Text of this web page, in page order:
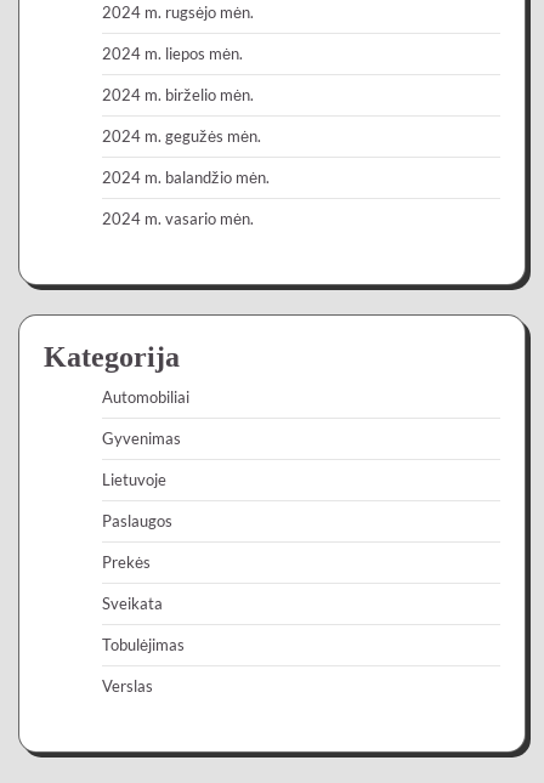
2024 m. rugsėjo mėn.
2024 m. liepos mėn.
2024 m. birželio mėn.
2024 m. gegužės mėn.
2024 m. balandžio mėn.
2024 m. vasario mėn.
Kategorija
Automobiliai
Gyvenimas
Lietuvoje
Paslaugos
Prekės
Sveikata
Tobulėjimas
Verslas